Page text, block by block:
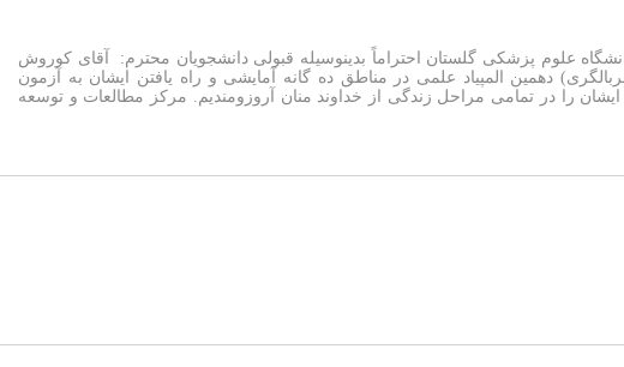
علوم پزشکی گلستان احتراماً بدینوسیله قبولی دانشجویان محترم: آقای کوروش
دهمین المپیاد علمی در مناطق ده گانه آمایشی و راه یافتن ایشان به آزمون
را در تمامی مراحل زندگی از خداوند منان آروزومندیم. مرکز مطالعات و توسعه